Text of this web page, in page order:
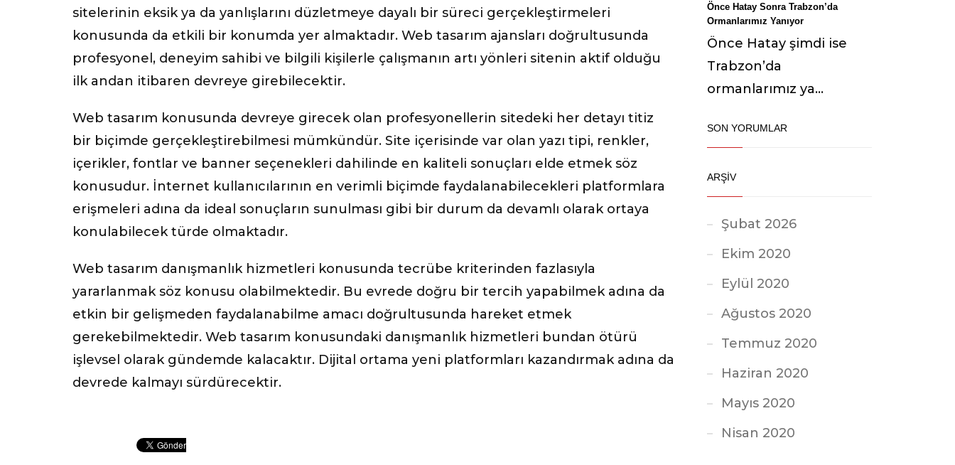
sitelerinin eksik ya da yanlışlarını düzletmeye dayalı bir süreci gerçekleştirmeleri
konusunda da etkili bir konumda yer almaktadır. Web tasarım ajansları doğrultusunda
profesyonel, deneyim sahibi ve bilgili kişilerle çalışmanın artı yönleri sitenin aktif olduğu
ilk andan itibaren devreye girebilecektir.
Web tasarım konusunda devreye girecek olan profesyonellerin sitedeki her detayı titiz
bir biçimde gerçekleştirebilmesi mümkündür. Site içerisinde var olan yazı tipi, renkler,
içerikler, fontlar ve banner seçenekleri dahilinde en kaliteli sonuçları elde etmek söz
konusudur. İnternet kullanıcılarının en verimli biçimde faydalanabilecekleri platformlara
erişmeleri adına da ideal sonuçların sunulması gibi bir durum da devamlı olarak ortaya
konulabilecek türde olmaktadır.
Web tasarım danışmanlık hizmetleri konusunda tecrübe kriterinden fazlasıyla
yararlanmak söz konusu olabilmektedir. Bu evrede doğru bir tercih yapabilmek adına da
etkin bir gelişmeden faydalanabilme amacı doğrultusunda hareket etmek
gerekebilmektedir. Web tasarım konusundaki danışmanlık hizmetleri bundan ötürü
işlevsel olarak gündemde kalacaktır. Dijital ortama yeni platformları kazandırmak adına da
devrede kalmayı sürdürecektir.
Önce Hatay Sonra Trabzon’da
Ormanlarımız Yanıyor
Önce Hatay şimdi ise
Trabzon’da
ormanlarımız ya...
SON YORUMLAR
ARŞİV
Şubat 2026
Ekim 2020
Eylül 2020
Ağustos 2020
Temmuz 2020
Haziran 2020
Mayıs 2020
Nisan 2020